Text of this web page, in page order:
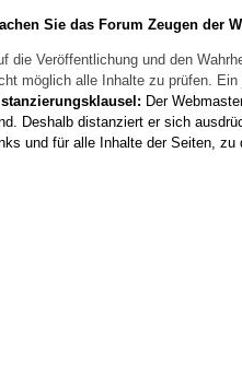
Sie das Forum Zeugen der
die Veröffentlichung und den
möglich alle Inhalte zu prüfen.
Der
Deshalb distanziert er sich
und für alle Inhalte der Seiten, zu